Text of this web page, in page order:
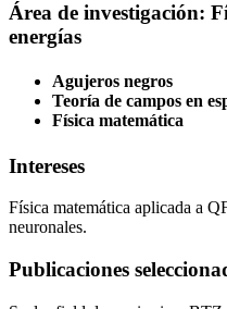
Área de investigación:
energías
Agujeros negros
Teoría de campos en
Física matemática
Intereses
Física matemática aplicada a
neuronales.
Publicaciones